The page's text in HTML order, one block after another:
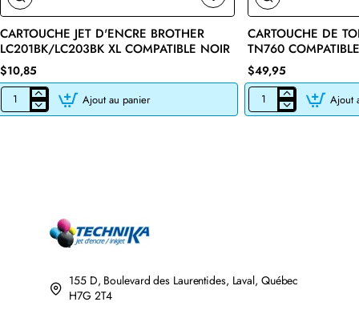
🔥 Bestseller
CARTOUCHE JET D'ENCRE BROTHER
LC201BK/LC203BK XL COMPATIBLE NOIR
$10,85
CARTOUCHE
JET
Ajout au panier
CARTOUCHE DE
TN760
$49,95
CARTOUCHE
DE
Ajout
155 D, Boulevard des Laurentides, Laval, Québec
H7G 2T4